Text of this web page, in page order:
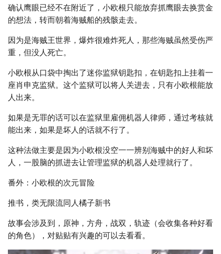
确认鹰眼已经不在附近了，小欧根只能放弃抓鹰眼去换赏金
的想法，转而朝着海贼船的残骸走去。
因为是海贼王世界，爆炸很难炸死人，那些海贼虽然受伤严
重，但没人死亡。
小欧根从口袋中掏出了迷你监狱钥匙扣，在钥匙扣上挂着一
座肖申克监狱。这个监狱可以将人关进去，只有小欧根能放
人出来。
如果是无罪的话可以在监狱里雇佣机器人律师，通过考核就
能出来，如果是坏人的话就不行了。
这种法做主要是因为小欧根没空一一辨别海贼中的好人和坏
人，一股脑的抓进去让管理监狱的机器人处理就行了。
番外：小欧根的次元冒险
推书，类无限流同人橘子新书
故事会涉及到，原神，方舟，战双，轨迹（会收集各种好看
的角色），对贴贴有兴趣的可以去看看。